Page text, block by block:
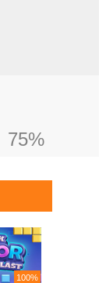
75%
100%